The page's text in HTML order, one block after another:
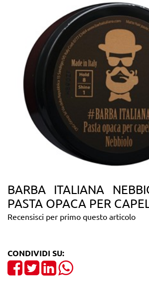
BARBA ITALIANA
PASTA OPACA PER
Recensisci per primo questo articolo
CONDIVIDI SU:
Share on Facebook
TweetShare on LinkedIn